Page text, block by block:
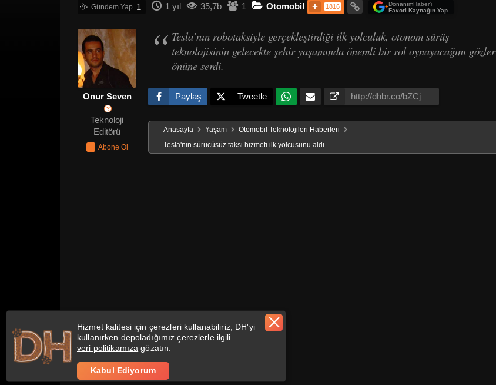
1 1 yıl 35,7b 1 Otomobil 1816 +DonanımHaber’i
Favori Kaynağın Yap
Onur Seven
?
Teknoloji
Editörü
Tesla’nın robotaksiyle gerçekleştirdiği ilk yolculuk, otonom sürüş
teknolojisinin gelecekte şehir yaşamında önemli bir rol oynayacağını gözler
önüne serdi.
Paylaş Tweetle
Anasayfa Yaşam
Otomobil Teknolojileri Haberleri
Tesla'nın sürücüsüz taksi hizmeti ilk yolcusunu aldı
Hizmet kalitesi için çerezleri kullanabiliriz, DH'yi
kullanırken depoladığımız çerezlerle ilgili
veri politikamıza gözatın.
Kabul Ediyorum